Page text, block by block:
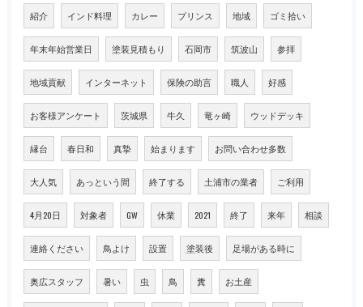
紹介 インド料理 カレー プリンス 地域 ゴミ拾い
年末年始営業日 塗装見積もり 石岡市 筑波山 参拝
地域貢献 インターネット 保険の助言 職人 好感
お客様アンケート 茨城県 牛久 竜ヶ崎 ウッドデッキ
縁台 春日和 真摯 始まります お問い合わせ多数
大人気 あっという間 終了する 土浦市の業者 ご利用
4月20日 対象者 GW 休業 2021 終了 来年 相談
連絡ください 鳥よけ 設置 塗装後 足場がある時に
奥広スタッフ 暑い 虫 鳥 糞 お土産